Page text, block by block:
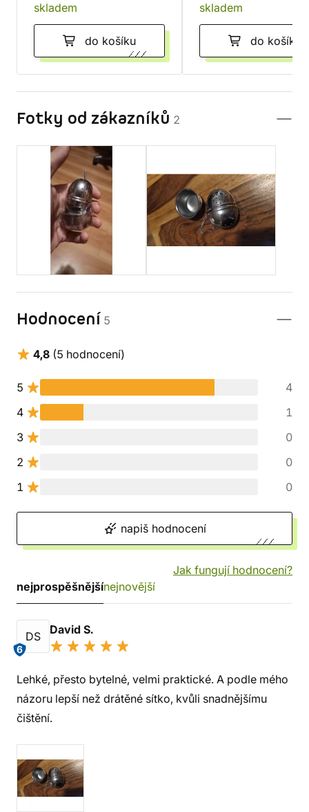
skladem
do košíku
skladem
do košíku
Fotky od zákazníků 2
Hodnocení 5
4,8 (5 hodnocení)
5
4
4
1
3
0
2
0
1
0
napiš hodnocení
Jak fungují hodnocení?
nejprospěšnějšínejnovější
DS
6
David S.
Lehké, přesto bytelné, velmi praktické. A podle mého
názoru lepší než drátěné sítko, kvůli snadnějšímu
čištění.